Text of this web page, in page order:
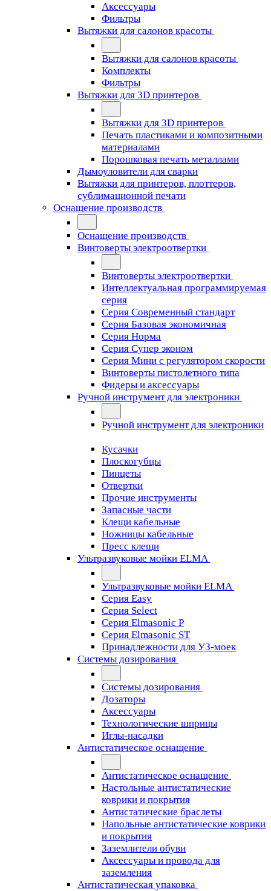
Аксессуары
Фильтры
Вытяжки для салонов красоты
Вытяжки для салонов красоты
Комплекты
Фильтры
Вытяжки для 3D принтеров
Вытяжки для 3D принтеров
Печать пластиками и композитными
материалами
Порошковая печать металлами
Дымоуловители для сварки
Вытяжки для принтеров, плоттеров,
сублимационной печати
Оснащение производств
Оснащение производств
Винтоверты электроотвертки
Винтоверты электроотвертки
Интеллектуальная программируемая
серия
Серия Современный стандарт
Серия Базовая экономичная
Серия Норма
Серия Cупер эконом
Серия Мини с регулятором скорости
Винтоверты пистолетного типа
Фидеры и аксессуары
Ручной инструмент для электроники
Ручной инструмент для электроники
Кусачки
Плоскогубцы
Пинцеты
Отвертки
Прочие инструменты
Запасные части
Клещи кабельные
Ножницы кабельные
Пресс клещи
Ультразвуковые мойки ELMA
Ультразвуковые мойки ELMA
Серия Easy
Серия Select
Серия Elmasonic P
Серия Elmasonic ST
Принадлежности для УЗ-моек
Системы дозирования
Системы дозирования
Дозаторы
Аксессуары
Технологические шприцы
Иглы-насадки
Антистатическое оснащение
Антистатическое оснащение
Настольные антистатические
коврики и покрытия
Антистатические браслеты
Напольные антистатические коврики
и покрытия
Заземлители обуви
Аксессуары и провода для
заземления
Антистатическая упаковка